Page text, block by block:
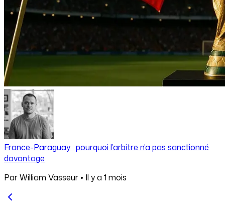
France-Paraguay : pourquoi l’arbitre n’a pas sanctionné
davantage
ParWilliam Vasseur • Il y a 1 mois